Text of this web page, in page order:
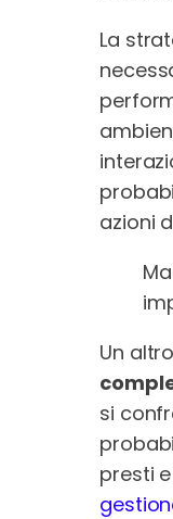
La
azioni
Un
si
presti